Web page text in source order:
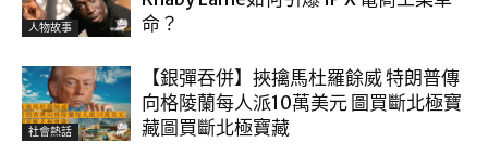
人物故事
命？
社會熱話
【銀彈吞併】挾擒馬杜羅餘威 特朗普傳
向格陵蘭每人派10萬美元 圖買斷北極寶
藏圖買斷北極寶藏